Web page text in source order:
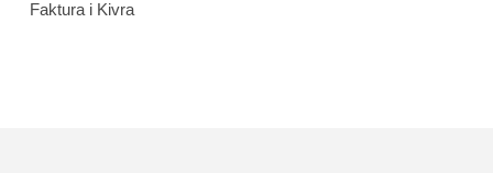
Faktura i Kivra